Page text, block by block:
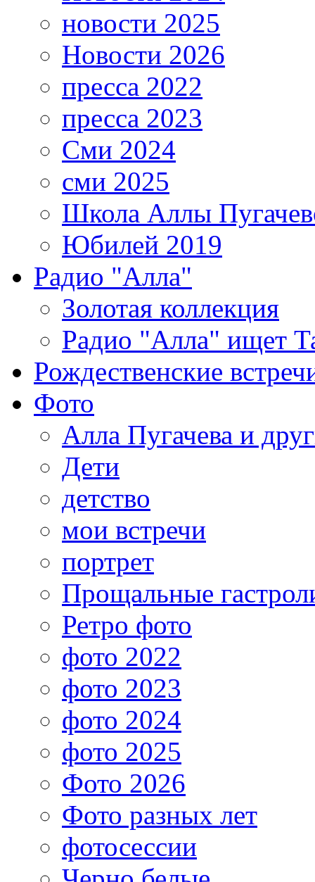
новости 2025
Новости 2026
пресса 2022
пресса 2023
Сми 2024
сми 2025
Школа Аллы
Юбилей 2019
Радио "Алла"
Золотая коллекция
Радио "Алла" ищет
Рождественские
Фото
Алла Пугачева и
Дети
детство
мои встречи
портрет
Прощальные
Ретро фото
фото 2022
фото 2023
фото 2024
фото 2025
Фото 2026
Фото разных лет
фотосессии